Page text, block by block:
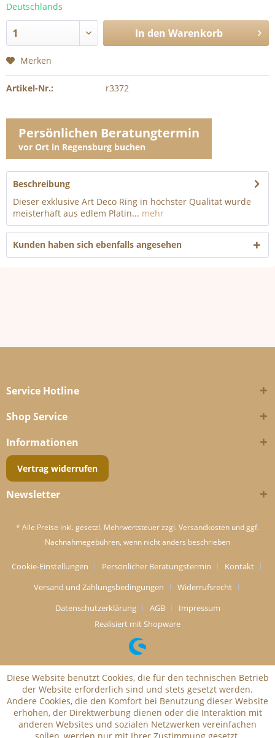
Deutschlands
In den Warenkorb
Merken
Artikel-Nr.: r3372
Persönlichen Beratungtermin
vor Ort in Regensburg buchen
Beschreibung
Dieser exklusive Art Deco Ring in höchster Qualität wurde
meisterhaft aus edlem Platin... mehr
Kunden haben sich ebenfalls angesehen
Service Hotline
Shop Service
Informationen
Vertrag widerrufen
Newsletter
* Alle Preise inkl. gesetzl. Mehrwertsteuer zzgl. Versandkosten und ggf.
Nachnahmegebühren, wenn nicht anders beschrieben
Cookie-Einstellungen Persönlicher Beratungstermin
Kontakt
Versand und Zahlungsbedingungen
Widerrufsrecht
Datenschutzerklärung
AGB
Impressum
Realisiert mit Shopware
Diese Website benutzt Cookies, die für den technischen Betrieb
der Website erforderlich sind und stets gesetzt werden.
Andere Cookies, die den Komfort bei Benutzung dieser Website
erhöhen, der Direktwerbung dienen oder die Interaktion mit
anderen Websites und sozialen Netzwerken vereinfachen